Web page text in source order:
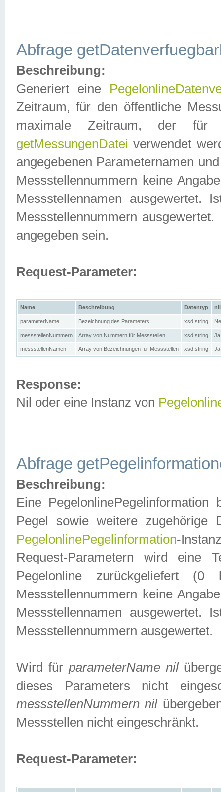
Abfrage
Beschreibung:
Generiert eine
Zeitraum, für den öffentliche
maximale Zeitraum, der
getMessungenDatei verwendet
angegebenen Parameternamen
Messstellennummern keine
Messstellennamen ausgewertet.
Messstellennummern
angegeben sein.
Request-Parameter:
Name Beschreibung Datentyp nil
parameterName Bezeichnung des Parameters xsd:string
messstellenNummern Array von Nummern für Messstellen xsd:string Ja
messstellenNamen Array von Bezeichnungen für Messstellen xsd:string Ja
Response:
Nil oder eine Instanz von
Abfrage
Beschreibung:
Eine
Pegel sowie weitere zugehörige
PegelonlinePegelinformation-
Request-Parametern wird eine
Pegelonline zurückgeliefert
Messstellennummern keine
Messstellennamen ausgewertet.
Messstellennummern ausgewertet.
Wird fürparameterName nil
dieses Parameters nicht
messstellenNummern nil
Messstellen nicht eingeschränkt.
Request-Parameter: